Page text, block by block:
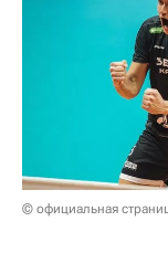
© официальная